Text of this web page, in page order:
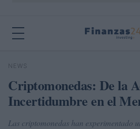
Buscar
NEWS
Criptomonedas: De la
Incertidumbre en el
Las criptomonedas han experimentado